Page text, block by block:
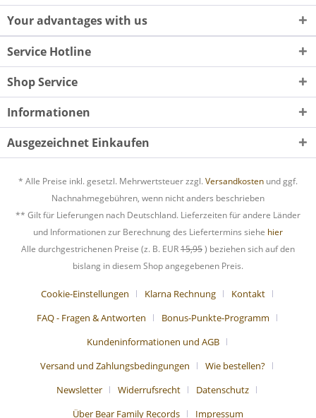
Your advantages with us
Service Hotline
Shop Service
Informationen
Ausgezeichnet Einkaufen
* Alle Preise inkl. gesetzl. Mehrwertsteuer zzgl. Versandkosten und ggf.
Nachnahmegebühren, wenn nicht anders beschrieben
** Gilt für Lieferungen nach Deutschland. Lieferzeiten für andere Länder
und Informationen zur Berechnung des Liefertermins siehe hier
Alle durchgestrichenen Preise (z. B. EUR15,95) beziehen sich auf den
bislang in diesem Shop angegebenen Preis.
Cookie-Einstellungen Klarna Rechnung
Kontakt
FAQ - Fragen & Antworten
Bonus-Punkte-Programm
Kundeninformationen und AGB
Versand und Zahlungsbedingungen
Wie bestellen?
Newsletter
Widerrufsrecht
Datenschutz
Über Bear Family Records
Impressum